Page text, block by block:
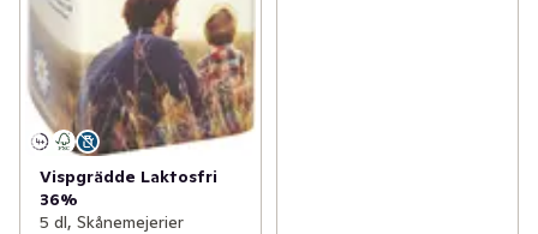
Vispgrädde Laktosfri
36%
5 dl, Skånemejerier